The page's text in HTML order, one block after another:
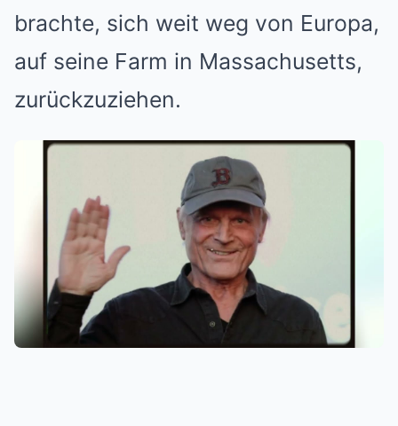
brachte, sich weit weg von Europa,
auf seine Farm in Massachusetts,
zurückzuziehen.